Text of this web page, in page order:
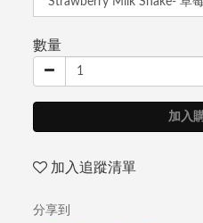
數量
加入
加入追蹤清單
分享到